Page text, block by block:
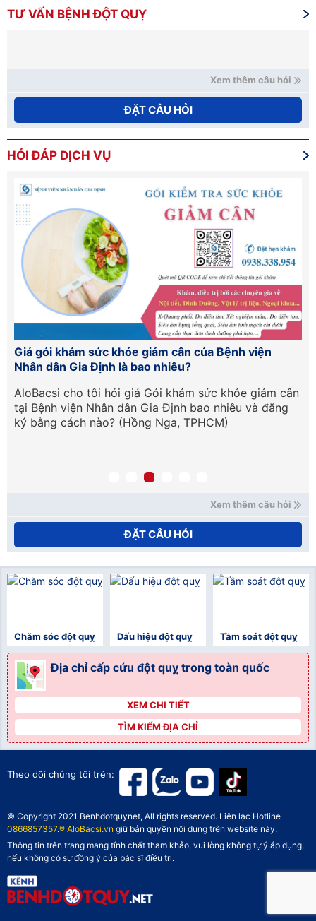
TƯ VẤN BỆNH ĐỘT QUỴ
Xem thêm câu hỏi
ĐẶT CÂU HỎI
HỎI ĐÁP DỊCH VỤ
Giá gói khám sức khỏe giảm cân của Bệnh viện
Nhân dân Gia Định là bao nhiêu?
AloBacsi cho tôi hỏi giá Gói khám sức khỏe giảm cân
tại Bệnh viện Nhân dân Gia Định bao nhiêu và đăng
ký bằng cách nào? (Hồng Nga, TPHCM)
Xem thêm câu hỏi
ĐẶT CÂU HỎI
">
Chăm sóc đột quỵ
">
Dấu hiệu đột quỵ
">
Tầm soát đột quỵ
Địa chỉ cấp cứu đột quỵ trong toàn quốc
XEM CHI TIẾT
TÌM KIẾM ĐỊA CHỈ
Theo dõi chúng tôi trên:
© Copyright 2021 Benhdotquynet, All rights reserved. Liên lạc Hotline
0866857357.® AloBacsi.vn giữ bản quyền nội dung trên website này.
Thông tin trên trang mang tính chất tham khảo, vui lòng không tự ý áp dụng,
nếu không có sự đồng ý của bác sĩ điều trị.